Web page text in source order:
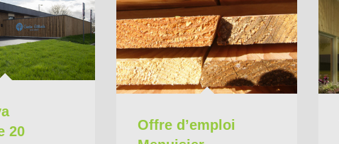
20
Offre d’emploi